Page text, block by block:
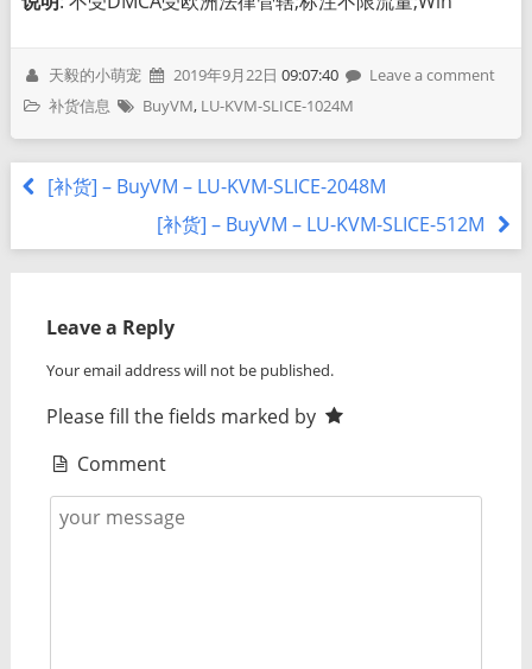
天毅的小萌宠 2019年9月22日 09:07:40
Leave a comment
补货信息
BuyVM, LU-KVM-SLICE-1024M
[补货] – BuyVM – LU-KVM-SLICE-2048M
[补货] – BuyVM – LU-KVM-SLICE-512M
Leave a Reply
Your email address will not be published.
Please fill the fields marked by
Comment